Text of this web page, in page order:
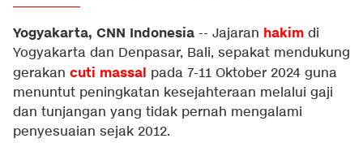
Yogyakarta, CNN Indonesia -- Jajaran hakim di
Yogyakarta dan Denpasar, Bali, sepakat mendukung
gerakan cuti massal pada 7-11 Oktober 2024 guna
menuntut peningkatan kesejahteraan melalui gaji
dan tunjangan yang tidak pernah mengalami
penyesuaian sejak 2012.